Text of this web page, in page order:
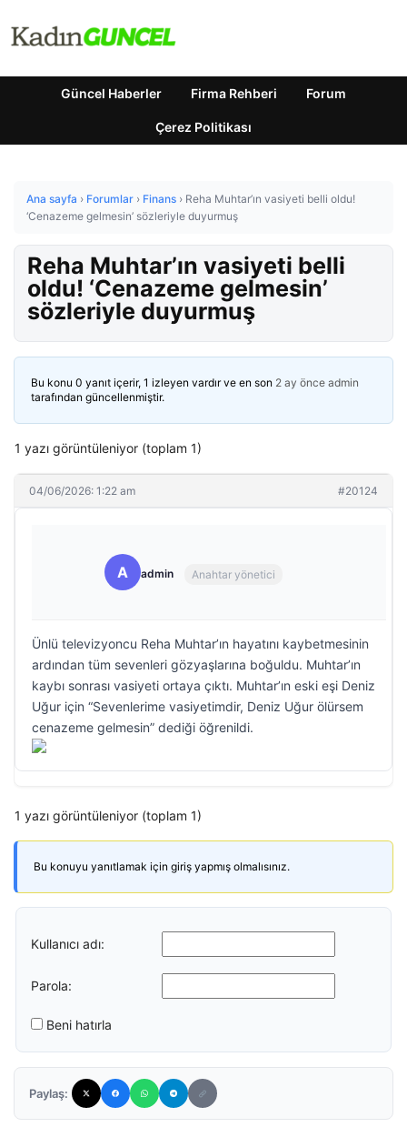
Güncel Haberler Firma Rehberi Forum
Çerez Politikası
Ana sayfa › Forumlar › Finans › Reha Muhtar’ın vasiyeti belli oldu!
‘Cenazeme gelmesin’ sözleriyle duyurmuş
Reha Muhtar’ın vasiyeti belli
oldu! ‘Cenazeme gelmesin’
sözleriyle duyurmuş
Bu konu 0 yanıt içerir, 1 izleyen vardır ve en son 2 ay önce admin
tarafından güncellenmiştir.
1 yazı görüntüleniyor (toplam 1)
04/06/2026: 1:22 am #20124
A admin Anahtar yönetici
Ünlü televizyoncu Reha Muhtar’ın hayatını kaybetmesinin
ardından tüm sevenleri gözyaşlarına boğuldu. Muhtar’ın
kaybı sonrası vasiyeti ortaya çıktı. Muhtar’ın eski eşi Deniz
Uğur için “Sevenlerime vasiyetimdir, Deniz Uğur ölürsem
cenazeme gelmesin” dediği öğrenildi.
1 yazı görüntüleniyor (toplam 1)
Bu konuyu yanıtlamak için giriş yapmış olmalısınız.
Kullanıcı adı:
Parola:
Beni hatırla
Paylaş: